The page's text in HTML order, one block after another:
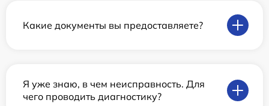
Какие документы вы предоставляете?
Я уже знаю, в чем неисправность. Для
чего проводить диагностику?